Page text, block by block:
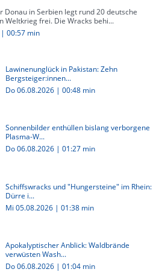
Donau in Serbien legt rund 20 deutsche
Weltkrieg frei. Die Wracks behi...
00:57 min
Lawinenunglück in Pakistan: Zehn
Bergsteiger:innen...
Do 06.08.2026 | 00:48 min
Sonnenbilder enthüllen bislang verborgene
Plasma-W...
Do 06.08.2026 | 01:27 min
Schiffswracks und "Hungersteine" im Rhein:
Dürre i...
Mi 05.08.2026 | 01:38 min
Apokalyptischer Anblick: Waldbrände
verwüsten Wash...
Do 06.08.2026 | 01:04 min